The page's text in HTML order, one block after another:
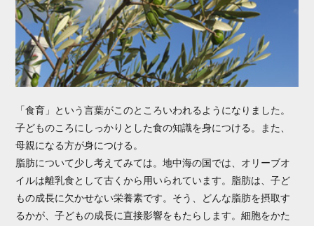
「食育」という言葉がこのところいわれるようになりました。
子どものころにしっかりとした食の知識を身につける。また、
母親になる方が身につける。
脂肪について少し考えてみては。地中海の国では、オリーブオ
イルは離乳食として古くから用いられています。脂肪は、子ど
もの成長に欠かせない栄養素です。そう、どんな脂肪を摂取す
るかが、子どもの成長に直接影響をもたらします。細胞をかた